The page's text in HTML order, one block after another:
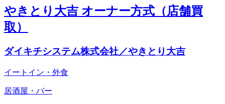
やきとり大吉 オーナー方式（店舗買
取）
ダイキチシステム株式会社／やきとり大吉
イートイン・外食
居酒屋・バー